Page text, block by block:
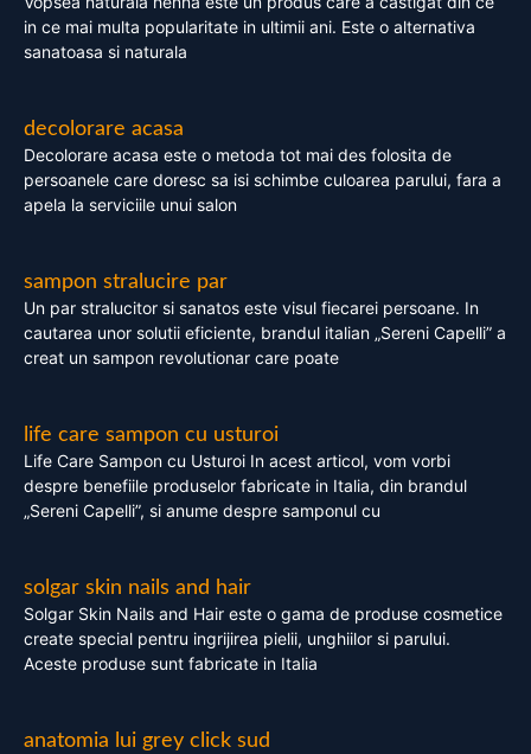
in ce mai multa popularitate in ultimii ani. Este o alternativa
sanatoasa si naturala
decolorare acasa
Decolorare acasa este o metoda tot mai des folosita de
persoanele care doresc sa isi schimbe culoarea parului, fara a
apela la serviciile unui salon
sampon stralucire par
Un par stralucitor si sanatos este visul fiecarei persoane. In
cautarea unor solutii eficiente, brandul italian „Sereni Capelli” a
creat un sampon revolutionar care poate
life care sampon cu usturoi
Life Care Sampon cu Usturoi In acest articol, vom vorbi
despre benefiile produselor fabricate in Italia, din brandul
„Sereni Capelli”, si anume despre samponul cu
solgar skin nails and hair
Solgar Skin Nails and Hair este o gama de produse cosmetice
create special pentru ingrijirea pielii, unghiilor si parului.
Aceste produse sunt fabricate in Italia
anatomia lui grey click sud